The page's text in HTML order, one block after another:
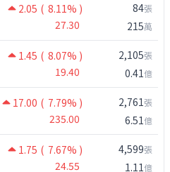
2.05 ( 8.11% )
27.30
84張
215萬
1.45 ( 8.07% )
19.40
2,105張
0.41億
17.00 ( 7.79% )
235.00
2,761張
6.51億
1.75 ( 7.67% )
24.55
4,599張
1.11億